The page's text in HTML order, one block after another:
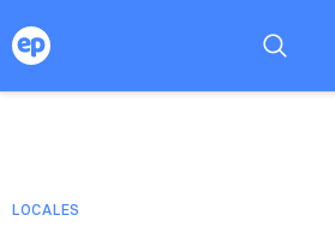
LOCALES